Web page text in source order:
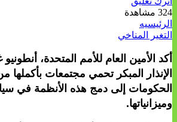
324 مشاهدة
الرئيسيه
التغير المناخي
أكد الأمين العام للأمم المتحدة،
الإنذار المبكر تحمي مجتمعات بأكملها
الحكومات إلى دمج هذه الأنظمة في
وميزانياتها.